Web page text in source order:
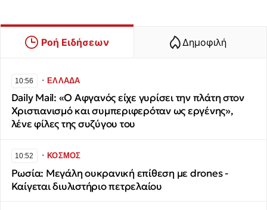
Ροή Ειδήσεων Δημοφιλή
10:56 ∙ΕΛΛΑΔΑ
Daily Mail: «Ο Αφγανός είχε γυρίσει την πλάτη στον
Χριστιανισμό και συμπεριφερόταν ως εργένης»,
λένε φίλες της συζύγου του
10:52 ∙ΚΟΣΜΟΣ
Ρωσία: Μεγάλη ουκρανική επίθεση με drones -
Καίγεται διυλιστήριο πετρελαίου